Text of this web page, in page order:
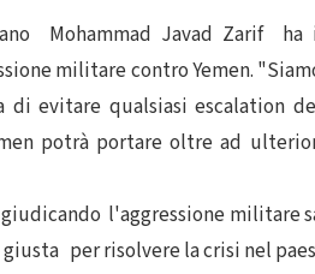
Mohammad Javad Zarif ha
militare contro Yemen.
evitare qualsiasi escalation
potrà portare oltre ad
l'aggressione militare
per risolvere la crisi nel